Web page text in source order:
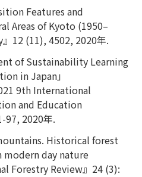
Features and
Areas of Kyoto (1950–
12 (11), 4502, 2020年.
of Sustainability Learning
in Japan」
9th International
and Education
97, 2020年.
Historical forest
day nature
Forestry Review』24 (3):